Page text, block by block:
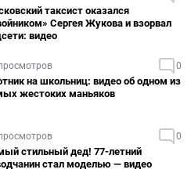
таксист оказался
Сергея Жукова и взорвал
видео
0
на школьниц: видео об одном из
жестоких маньяков
0
стильный дед! 77-летний
стал моделью — видео